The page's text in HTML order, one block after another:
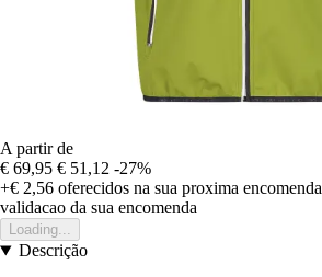
A partir de
€ 69,95 € 51,12 -27%
+€ 2,56 oferecidos na sua proxima encomenda
validacao da sua encomenda
Loading...
Descrição